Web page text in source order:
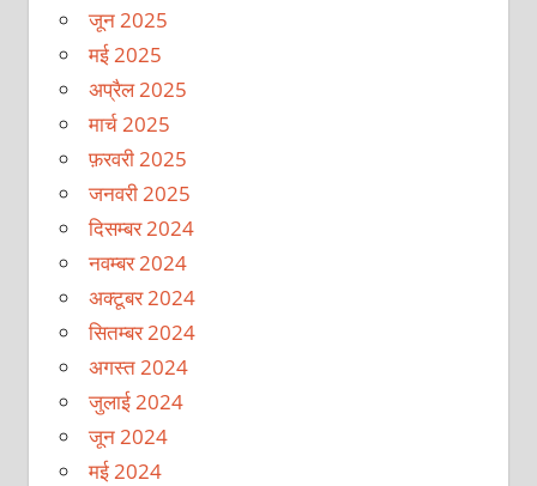
जून 2025
मई 2025
अप्रैल 2025
मार्च 2025
फ़रवरी 2025
जनवरी 2025
दिसम्बर 2024
नवम्बर 2024
अक्टूबर 2024
सितम्बर 2024
अगस्त 2024
जुलाई 2024
जून 2024
मई 2024